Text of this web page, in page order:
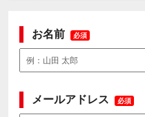
お名前 必須
メールアドレス 必須